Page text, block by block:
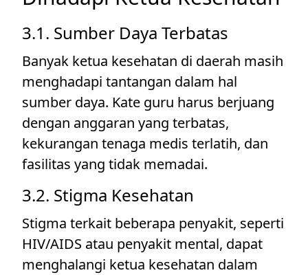
3.1. Sumber Daya Terbatas
Banyak ketua kesehatan di daerah masih
menghadapi tantangan dalam hal
sumber daya. Kate guru harus berjuang
dengan anggaran yang terbatas,
kekurangan tenaga medis terlatih, dan
fasilitas yang tidak memadai.
3.2. Stigma Kesehatan
Stigma terkait beberapa penyakit, seperti
HIV/AIDS atau penyakit mental, dapat
menghalangi ketua kesehatan dalam